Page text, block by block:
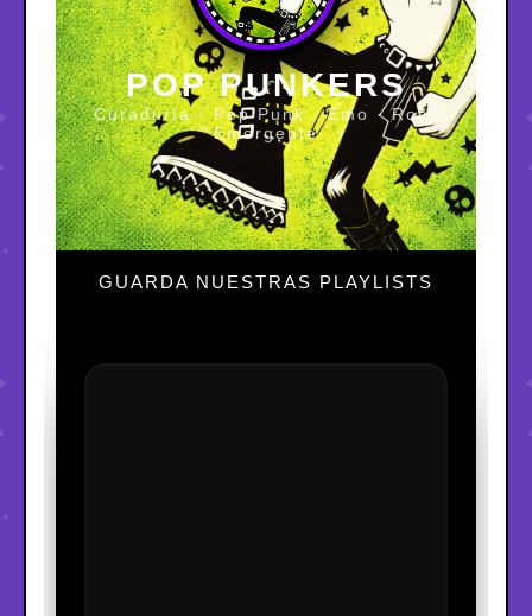
POP PUNKERS
Curaduría · Pop Punk · Emo · Rock
Emergente
GUARDA NUESTRAS PLAYLISTS